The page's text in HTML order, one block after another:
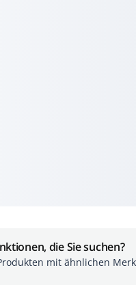
die Sie suchen?
mit ähnlichen